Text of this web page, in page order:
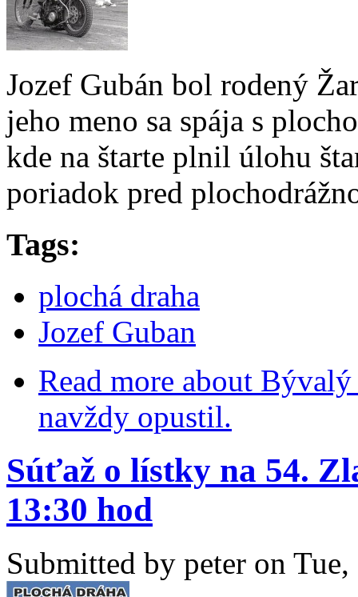
Jozef Gubán bol rodený
jeho meno sa spája s
kde na štarte plnil úlohu
poriadok pred
Tags:
plochá draha
Jozef Guban
Read more about Bývalý
navždy opustil.
Súťaž o lístky na 54.
13:30 hod
Submitted by peter on